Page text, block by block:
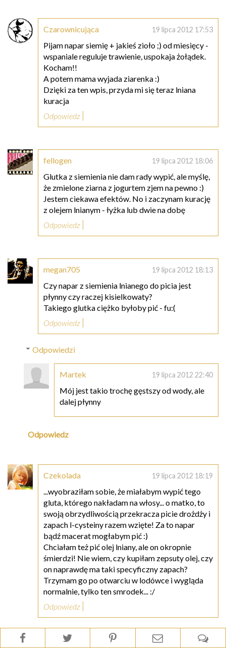
Czarownicująca 19 lipca 2012 17:53
Pijam napar siemię + jakieś zioło ;) od miesięcy -
wspaniale reguluje trawienie, uspokaja żołądek.
Kocham!!
A potem mama wyjada ziarenka :)
Dzięki za ten wpis, przyda mi się teraz lniana
kuracja
Odpowiedz
fellogen 19 lipca 2012 18:06
Glutka z siemienia nie dam rady wypić, ale myślę,
że zmielone ziarna z jogurtem zjem na pewno :)
Jestem ciekawa efektów. No i zaczynam kurację
z olejem lnianym - łyżka lub dwie na dobę
Odpowiedz
megan705 19 lipca 2012 18:13
Czy napar z siemienia lnianego do picia jest
płynny czy raczej kisielkowaty?
Takiego glutka ciężko byłoby pić - fu:(
Odpowiedz
Odpowiedzi
Martek 19 lipca 2012 22:40
Mój jest takio trochę gęstszy od wody, ale
dalej płynny
Odpowiedz
Czekolada 19 lipca 2012 18:19
...wyobraziłam sobie, że miałabym wypić tego
gluta, którego nakładam na włosy... o matko, to
swoją obrzydliwością przekracza picie drożdży i
zapach l-cysteiny razem wzięte! Za to napar
bądź macerat mogłabym pić :)
Chciałam też pić olej lniany, ale on okropnie
śmierdzi! Nie wiem, czy kupiłam zepsuty olej, czy
on naprawdę ma taki specyficzny zapach?
Trzymam go po otwarciu w lodówce i wygląda
normalnie, tylko ten smrodek... :/
Odpowiedz
Odpowiedzi